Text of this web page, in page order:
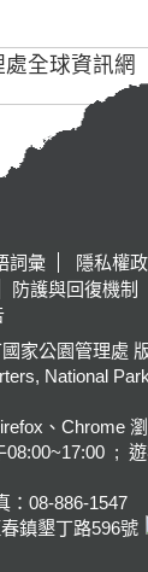
詞彙 隱私權
防護與回復機制
家公園管理處
National
、Chrome
08:00~17:00 ;
：08-886-1547
鎮墾丁路596號